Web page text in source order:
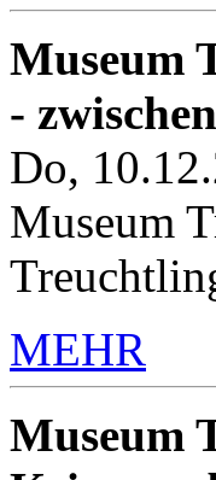
Museum
-
Do,
Museum
MEHR
Museum